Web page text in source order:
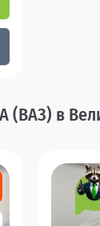
(ВАЗ) в